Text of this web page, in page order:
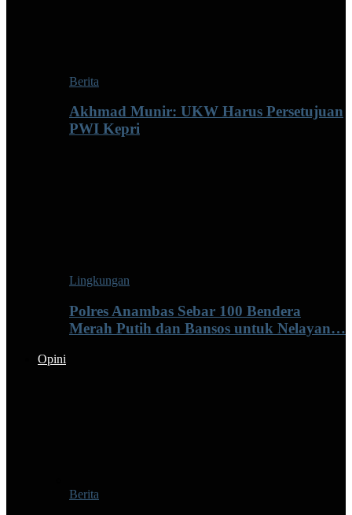
Berita
Akhmad Munir: UKW Harus Persetujuan
PWI Kepri
Lingkungan
Polres Anambas Sebar 100 Bendera
Merah Putih dan Bansos untuk Nelayan…
Opini
Berita